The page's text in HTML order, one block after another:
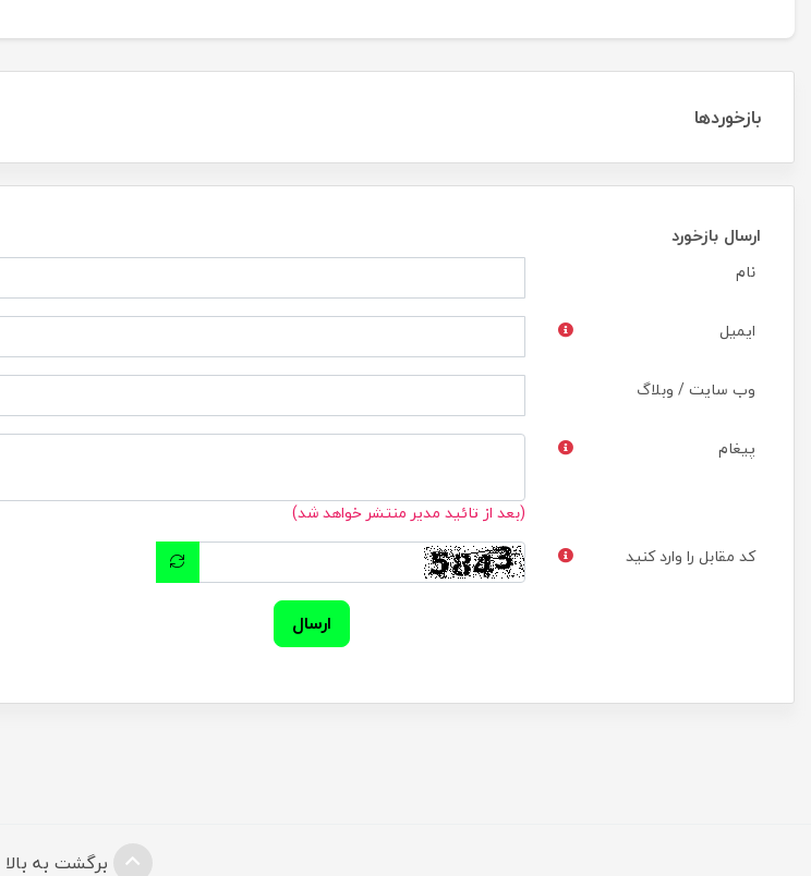
بازخوردها
ارسال بازخورد
نام
ایمیل
وب سایت / وبلاگ
پیغام
(بعد از تائید مدیر منتشر خواهد شد)
کد مقابل را وارد کنید
ارسال
برگشت به بالا